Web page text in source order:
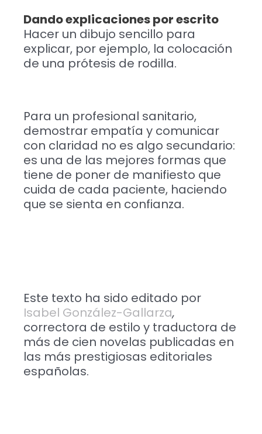
Dando explicaciones por escrito
Hacer un dibujo sencillo para
explicar, por ejemplo, la colocación
de una prótesis de rodilla.
Para un profesional sanitario,
demostrar empatía y comunicar
con claridad no es algo secundario:
es una de las mejores formas que
tiene de poner de manifiesto que
cuida de cada paciente, haciendo
que se sienta en confianza.
Este texto ha sido editado por
Isabel González-Gallarza,
correctora de estilo y traductora de
más de cien novelas publicadas en
las más prestigiosas editoriales
españolas.